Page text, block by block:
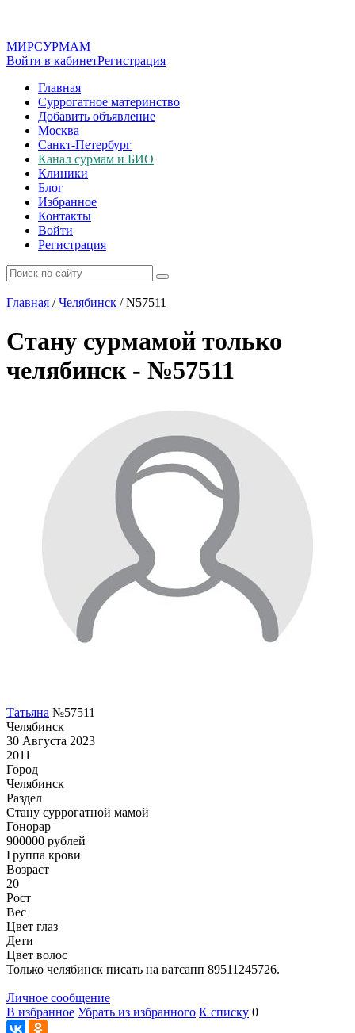
МИРСУРМАМ
Войти в кабинетРегистрация
Главная
Суррогатное материнство
Добавить объявление
Москва
Санкт-Петербург
Канал сурмам и БИО
Клиники
Блог
Избранное
Контакты
Войти
Регистрация
Главная / Челябинск /N57511
Стану сурмамой только
челябинск - №57511
Татьяна №57511
Челябинск
30 Августа 2023
2011
Город
Челябинск
Раздел
Cтану суррогатной мамой
Гонoрар
900000 рублей
Группа крови
Возраст
20
Рост
Вес
Цвет глаз
Дети
Цвет волос
Только челябинск писать на ватсапп 89511245726.
Личное сообщение
В избранное Убрать из избранного К списку 0